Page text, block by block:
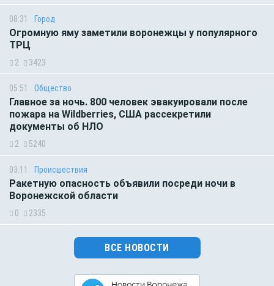
08:31 Город
Огромную яму заметили воронежцы у популярного
ТРЦ
2 3423
05:51 Общество
Главное за ночь. 800 человек эвакуировали после
пожара на Wildberries, США рассекретили
документы об НЛО
2 5240
03:11 Происшествия
Ракетную опасность объявили посреди ночи в
Воронежской области
0 2335
ВСЕ НОВОСТИ